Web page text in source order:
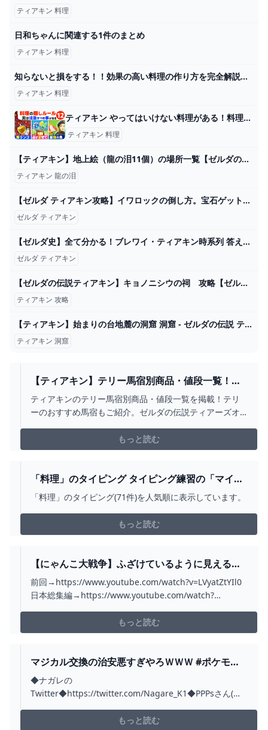
ティアキン 料理
日和ちゃんに関連する1件のまとめ
ティアキン 料理
知らないと損をする！！効果の高い料理の作り方を完全解説！！【ゼルダの伝説ティアーズオブザキングダム】【ティアキン】【totk】 - YouTube
ティアキン 料理
ティアキン やってはいけない料理がある！料理の隠れたコツ１２選 ゼルダの伝説 ティアーズ オブ ザ キングダム - YouTube
ティアキン 料理
【ティアキン】地上絵（龍の泪11個）の場所一覧【ゼルダの伝説ティアーズオブザキングダム】 @りおちーモンスト攻略サイト
ティアキン 龍の泪
【ゼルダ ティアキン攻略】イワロックの倒し方。宝石ゲットで金策に【ティアーズ オブ ザ キングダム】 ゲーム・エンタメ最新情報のファミ通.com
ゼルダ ティアキン
【ゼルダ史】全て分かる！ブレワイ・ティアキン時系列 答え合わせ【ゼルダの伝説ティアーズオブザキングダム考察】 - YouTube
ゼルダ ティアキン
【ゼルダの伝説ティアキン】キョノニシウの祠 攻略【ゼルダの伝説ティアーズオブザキングダム】 - YouTube
ティアキン 攻略
【ティアキン】始まりの台地麓の洞窟 洞窟 - ゼルダの伝説 ティアーズオブザキングダム 攻略Wiki ティアキン ： ヘイグ攻略まとめWiki
ティアキン 洞窟
【ティアキン】テリー馬宿別商品・値段一覧！お
すすめ馬宿【ゼルダ】 - ゼルダ攻略WIKIティアキ
ンまとめ速報
ティアキンのテリー馬宿別商品・値段一覧を掲載！テリ
ーのおすすめ馬宿もご紹介。ゼルダの伝説ティアーズオ
や在庫数を表にまとめています。
もっと読む
「料理」のタイピング タイピング練習の「マイタ
イピング」
「料理」のタイピング(71件)を人気順に表示しています。
もっと読む
【にゃんこ大戦争】ふざけているように見えるか
もしれないが、真剣に考えた結果なんだ！アグハ
ムムをクリアするにはこれしかない！ゆっくり実
前回→https://www.youtube.com/watch?v=LVyatZtYIl0
日本総集編→https://www.youtube.com/watch?
https://www.youtube.com/playlist?list=PLpN-x6f3w...
もっと読む
マジカル交換の治安悪すぎやろＷＷＷ #ポケモン
#SHORTS #料理 - YOUTUBE
◆ナガレの
Twitter◆https://twitter.com/Nagare_K1◆PPPsさん(絵
ってみた◆https://youtu.be/XnQJmNrJzcc◆ほしいもの
もっと読む